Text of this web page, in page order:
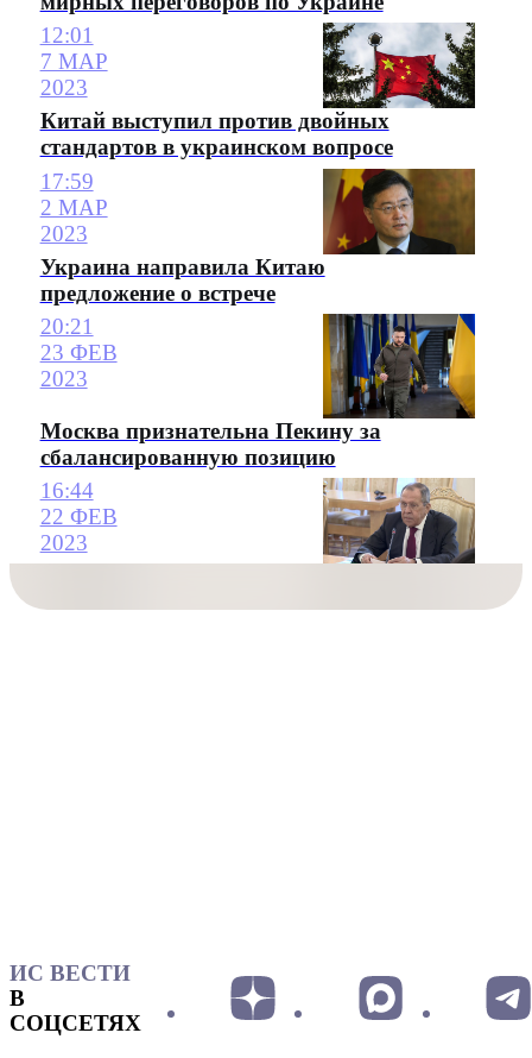
12:01
7 МАР
2023
Китай выступил против двойных
стандартов в украинском вопросе
17:59
2 МАР
2023
Украина направила Китаю
предложение о встрече
20:21
23 ФЕВ
2023
Москва признательна Пекину за
сбалансированную позицию
16:44
22 ФЕВ
2023
ИС ВЕСТИ
В
СОЦСЕТЯХ